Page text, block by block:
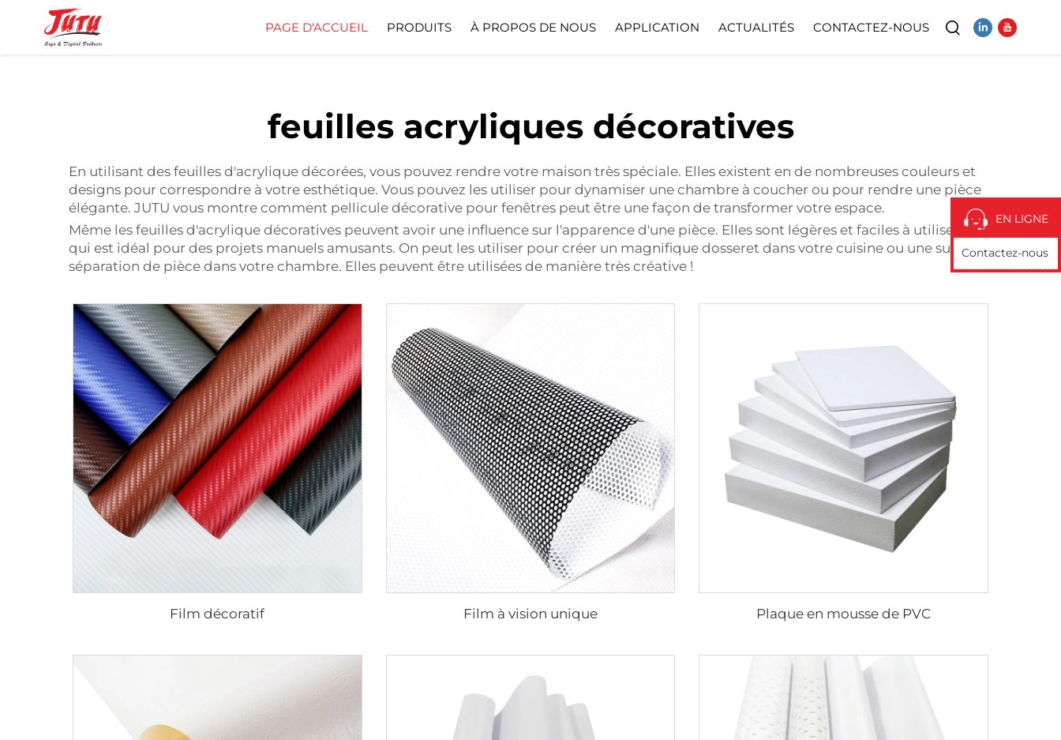
PAGE D'ACCUEIL PRODUITS À PROPOS DE NOUS APPLICATION ACTUALITÉS CONTACTEZ-NOUS
EN LIGNE
Contactez-nous
feuilles acryliques décoratives
En utilisant des feuilles d'acrylique décorées, vous pouvez rendre votre maison très spéciale. Elles existent en de nombreuses couleurs et
designs pour correspondre à votre esthétique. Vous pouvez les utiliser pour dynamiser une chambre à coucher ou pour rendre une pièce
élégante. JUTU vous montre comment pellicule décorative pour fenêtres peut être une façon de transformer votre espace.
Même les feuilles d'acrylique décoratives peuvent avoir une influence sur l'apparence d'une pièce. Elles sont légères et faciles à utiliser, ce
qui est idéal pour des projets manuels amusants. On peut les utiliser pour créer un magnifique dosseret dans votre cuisine ou une superbe
séparation de pièce dans votre chambre. Elles peuvent être utilisées de manière très créative !
Film décoratif Film à vision unique Plaque en mousse de PVC